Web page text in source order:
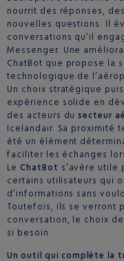
nourrit des réponses,
nouvelles questions. Il
conversations qu’il
Messenger. Une
ChatBot que propose la
technologique de
Un choix stratégique
expérience solide en
des acteurs dusecteur
Icelandair. Sa proximité
été un élément
faciliter les échanges
Le ChatBot s’avère utile
certains utilisateurs qui
d’informations sans
Toutefois, ils se verront
conversation, le choix
si besoin.
Un outil qui complète la